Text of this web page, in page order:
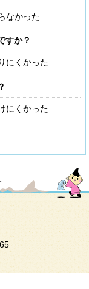
なかった
すか？
にくかった
にくかった